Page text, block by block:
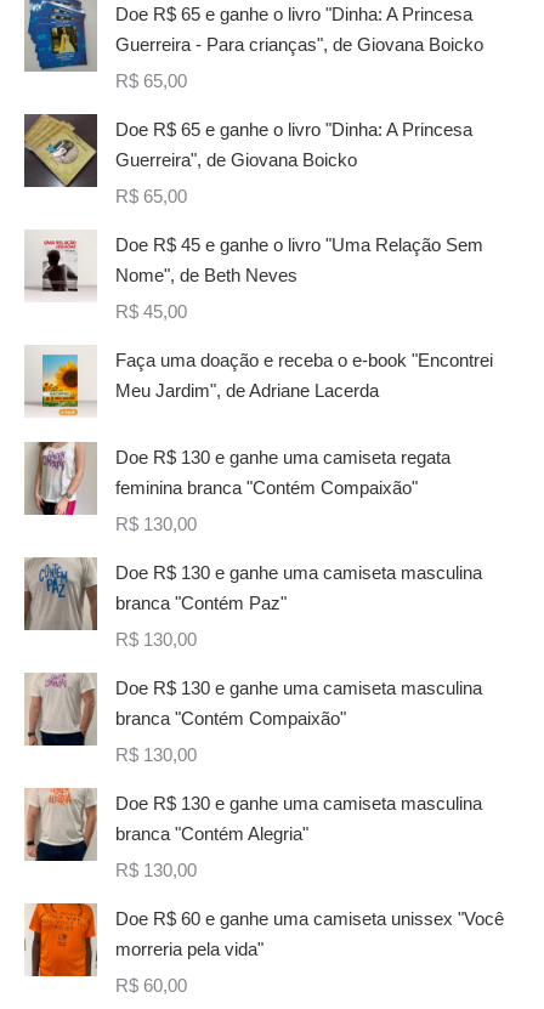
Doe R$ 65 e ganhe o livro "Dinha: A Princesa
Guerreira - Para crianças", de Giovana Boicko
R$ 65,00
Doe R$ 65 e ganhe o livro "Dinha: A Princesa
Guerreira", de Giovana Boicko
R$ 65,00
Doe R$ 45 e ganhe o livro "Uma Relação Sem
Nome", de Beth Neves
R$ 45,00
Faça uma doação e receba o e-book "Encontrei
Meu Jardim", de Adriane Lacerda
Doe R$ 130 e ganhe uma camiseta regata
feminina branca "Contém Compaixão"
R$ 130,00
Doe R$ 130 e ganhe uma camiseta masculina
branca "Contém Paz"
R$ 130,00
Doe R$ 130 e ganhe uma camiseta masculina
branca "Contém Compaixão"
R$ 130,00
Doe R$ 130 e ganhe uma camiseta masculina
branca "Contém Alegria"
R$ 130,00
Doe R$ 60 e ganhe uma camiseta unissex "Você
morreria pela vida"
R$ 60,00